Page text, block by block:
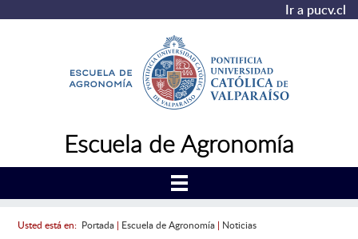
Ir a pucv.cl
Escuela de Agronomía
Usted está en: Portada| Escuela de Agronomía| Noticias